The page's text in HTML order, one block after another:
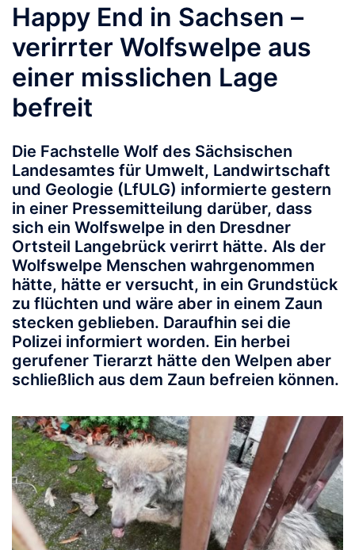
Happy End in Sachsen –
verirrter Wolfswelpe aus
einer misslichen Lage
befreit
Die Fachstelle Wolf des Sächsischen
Landesamtes für Umwelt, Landwirtschaft
und Geologie (LfULG) informierte gestern
in einer Pressemitteilung darüber, dass
sich ein Wolfswelpe in den Dresdner
Ortsteil Langebrück verirrt hätte. Als der
Wolfswelpe Menschen wahrgenommen
hätte, hätte er versucht, in ein Grundstück
zu flüchten und wäre aber in einem Zaun
stecken geblieben. Daraufhin sei die
Polizei informiert worden. Ein herbei
gerufener Tierarzt hätte den Welpen aber
schließlich aus dem Zaun befreien können.